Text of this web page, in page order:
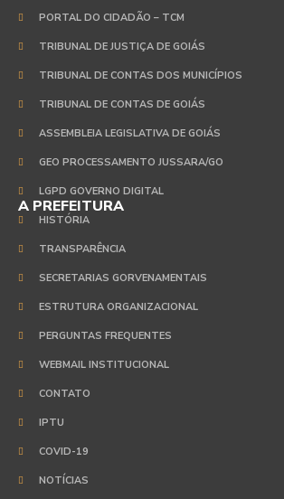
PORTAL DO CIDADÃO – TCM
TRIBUNAL DE JUSTIÇA DE GOIÁS
TRIBUNAL DE CONTAS DOS MUNICÍPIOS
TRIBUNAL DE CONTAS DE GOIÁS
ASSEMBLEIA LEGISLATIVA DE GOIÁS
GEO PROCESSAMENTO JUSSARA/GO
LGPD GOVERNO DIGITAL
A PREFEITURA
HISTÓRIA
TRANSPARÊNCIA
SECRETARIAS GORVENAMENTAIS
ESTRUTURA ORGANIZACIONAL
PERGUNTAS FREQUENTES
WEBMAIL INSTITUCIONAL
CONTATO
IPTU
COVID-19
NOTÍCIAS